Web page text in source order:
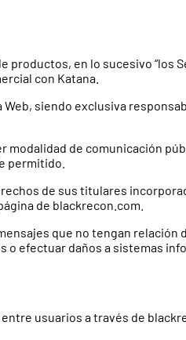
en lo sucesivo “los
con Katana.
siendo exclusiva
de comunicación
permitido.
de sus titulares
de blackrecon.com.
que no tengan
efectuar daños a sistemas
usuarios a través de